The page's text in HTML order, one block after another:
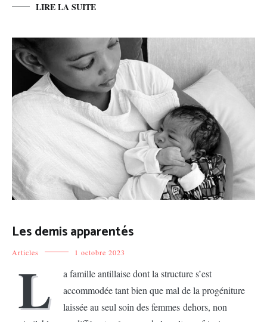
LIRE LA SUITE
Les demis apparentés
Articles 1 octobre 2023
L
a famille antillaise dont la structure s’est
accommodée tant bien que mal de la progéniture
laissée au seul soin des femmes dehors, non